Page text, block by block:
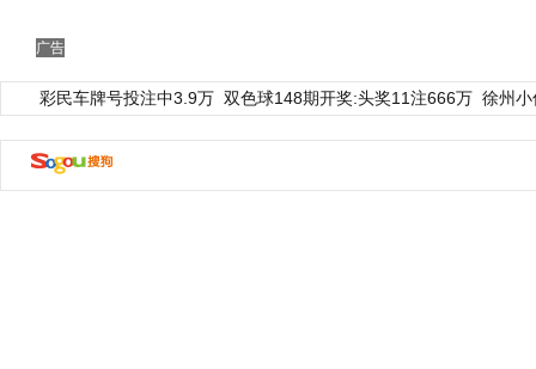
广告
彩民车牌号投注中3.9万 双色球148期开奖:头奖11注666万 徐州